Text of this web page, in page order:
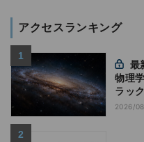
アクセスランキング
物理
ラッ
算が
2026/